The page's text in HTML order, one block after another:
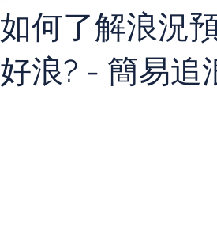
如何了解浪況
好浪? - 簡易追